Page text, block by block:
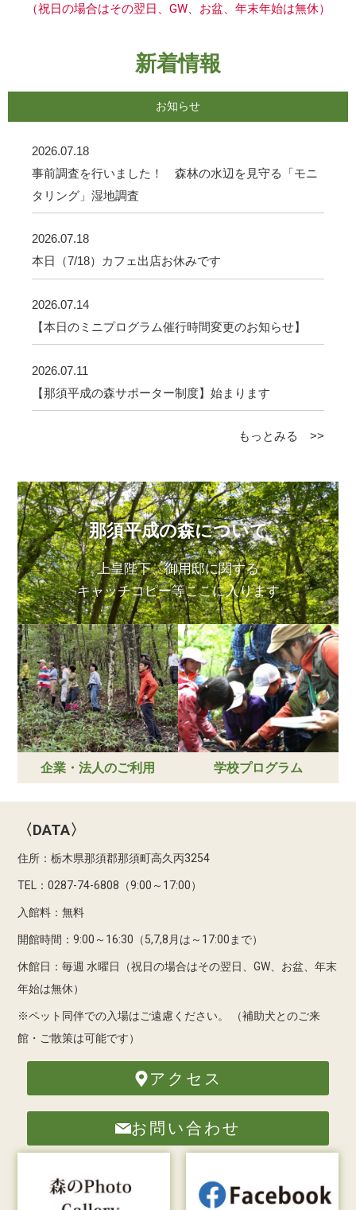
（祝日の場合はその翌日、GW、お盆、年末年始は無休）
新着情報
お知らせ
2026.07.18
事前調査を行いました！ 森林の水辺を見守る「モニ
タリング」湿地調査
2026.07.18
本日（7/18）カフェ出店お休みです
2026.07.14
【本日のミニプログラム催行時間変更のお知らせ】
2026.07.11
【那須平成の森サポーター制度】始まります
もっとみる >>
那須平成の森について
上皇陛下、御用邸に関する
キャッチコピー等ここに入ります
企業・法人のご利用 学校プログラム
〈DATA〉
住所：栃木県那須郡那須町高久丙3254
TEL：0287-74-6808（9:00～17:00）
入館料：無料
開館時間：9:00～16:30（5,7,8月は～17:00まで）
休館日：毎週 水曜日（祝日の場合はその翌日、GW、お盆、年末
年始は無休）
※ペット同伴での入場はご遠慮ください。
（補助犬とのご来
館・ご散策は可能です）
アクセス
お問い合わせ